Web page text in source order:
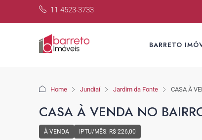
11 4523-3733
BARRETO
Home Jundiaí Jardim da Fonte CASA À
CASA À VENDA NO
À VENDA IPTU/MÊS: R$ 226,00